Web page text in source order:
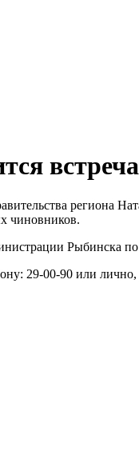
чиновников.
Рыбинска по
29-00-90 или